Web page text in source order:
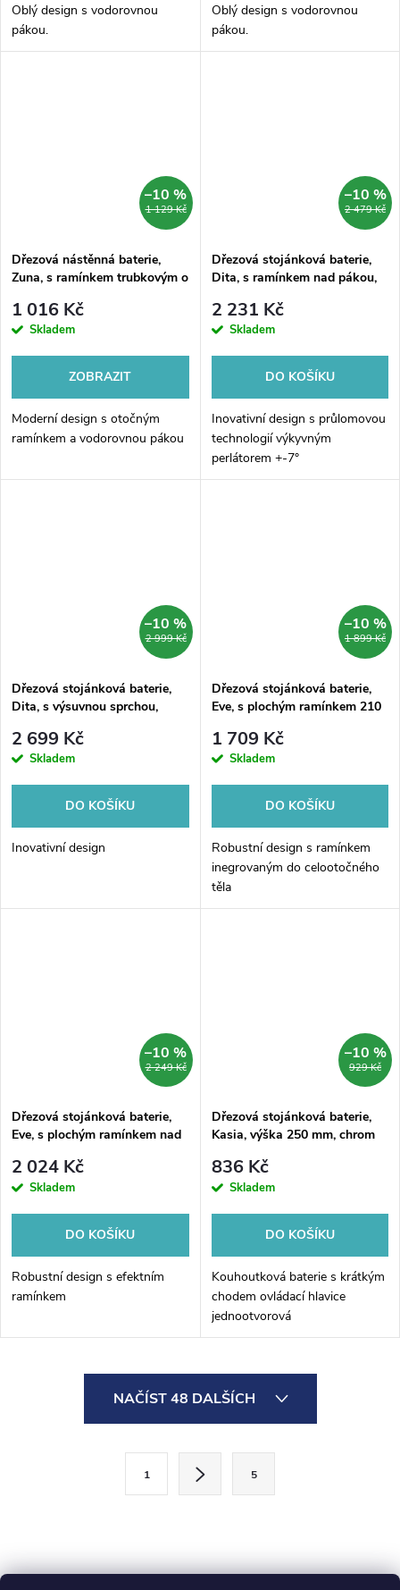
Oblý design s vodorovnou
pákou.
Oblý design s vodorovnou
pákou.
1 129 Kč
–10 %
Dřezová nástěnná baterie,
Zuna, s ramínkem trubkovým o
1 016 Kč
Skladem
ZOBRAZIT
Moderní design s otočným
ramínkem a vodorovnou pákou
2 479 Kč
–10 %
Dřezová stojánková baterie,
Dita, s ramínkem nad pákou,
2 231 Kč
Skladem
DO KOŠÍKU
Inovativní design s průlomovou
technologií výkyvným
perlátorem +-7°
2 999 Kč
–10 %
Dřezová stojánková baterie,
Dita, s výsuvnou sprchou,
2 699 Kč
Skladem
DO KOŠÍKU
Inovativní design
1 899 Kč
–10 %
Dřezová stojánková baterie,
Eve, s plochým ramínkem 210
1 709 Kč
Skladem
DO KOŠÍKU
Robustní design s ramínkem
inegrovaným do celootočného
těla
2 249 Kč
–10 %
Dřezová stojánková baterie,
Eve, s plochým ramínkem nad
2 024 Kč
Skladem
DO KOŠÍKU
Robustní design s efektním
ramínkem
929 Kč
–10 %
Dřezová stojánková baterie,
Kasia, výška 250 mm, chrom
836 Kč
Skladem
DO KOŠÍKU
Kouhoutková baterie s krátkým
chodem ovládací hlavice
jednootvorová
a
NAČÍST 48 DALŠÍCH
n
1 5